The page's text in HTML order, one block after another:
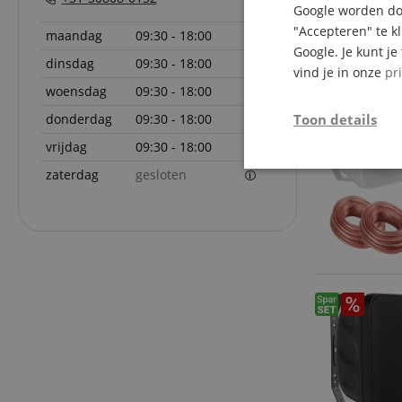
maandag
09:30 - 18:00
dinsdag
09:30 - 18:00
woensdag
09:30 - 18:00
donderdag
09:30 - 18:00
vrijdag
09:30 - 18:00
zaterdag
gesloten
Google worden
"Accepteren" te
Google. Je kunt
vind je in onze
Toon details
Strikt
noodzakelijk
Strikt
Zonder strikt
Naam